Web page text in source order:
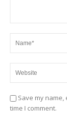
Save my
time I comment.